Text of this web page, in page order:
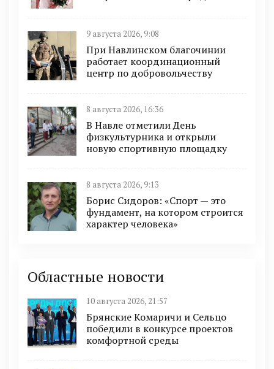
9 августа 2026, 9:08
При Навлинском благочинии
работает координационный
центр по добровольчеству
8 августа 2026, 16:36
В Навле отметили День
физкультурника и открыли
новую спортивную площадку
8 августа 2026, 9:13
Борис Сидоров: «Спорт — это
фундамент, на котором строится
характер человека»
Областные новости
10 августа 2026, 21:57
Брянские Комаричи и Сельцо
победили в конкурсе проектов
комфортной среды